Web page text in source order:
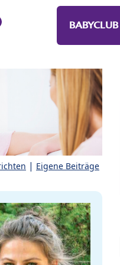
BABYCLUB
| Eigene Beiträge